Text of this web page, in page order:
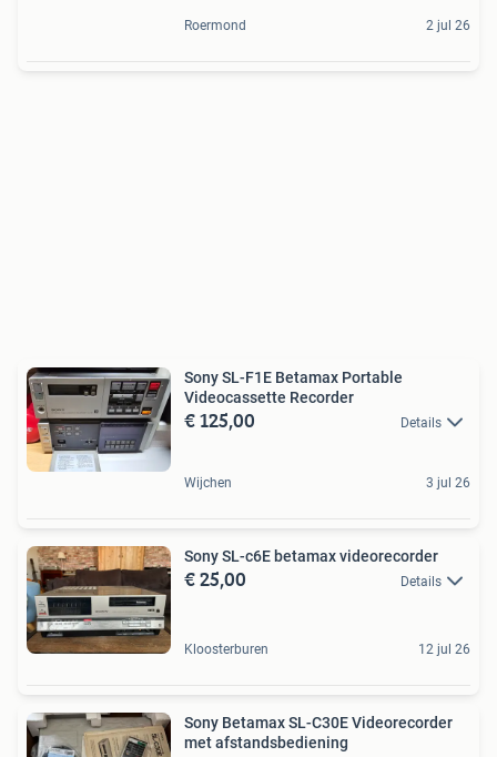
Roermond 2 jul 26
Sony SL-F1E Betamax Portable
Videocassette Recorder
€ 125,00 Details
Wijchen 3 jul 26
Sony SL-c6E betamax videorecorder
€ 25,00 Details
Kloosterburen 12 jul 26
Sony Betamax SL-C30E Videorecorder
met afstandsbediening